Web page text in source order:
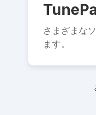
さまざまな
ます。